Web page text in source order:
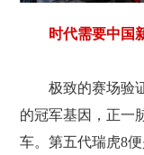
时代需要中国
极致的赛场验
的冠军基因，正一
车。第五代瑞虎8便